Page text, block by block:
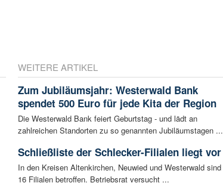
WEITERE ARTIKEL
Zum Jubiläumsjahr: Westerwald Bank
spendet 500 Euro für jede Kita der Region
Die Westerwald Bank feiert Geburtstag - und lädt an
zahlreichen Standorten zu so genannten Jubiläumstagen ...
Schließliste der Schlecker-Filialen liegt vor
In den Kreisen Altenkirchen, Neuwied und Westerwald sind
16 Filialen betroffen. Betriebsrat versucht ...